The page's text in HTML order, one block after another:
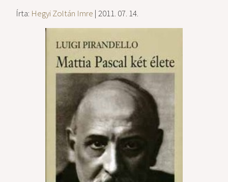
Írta: Hegyi Zoltán Imre | 2011. 07. 14.